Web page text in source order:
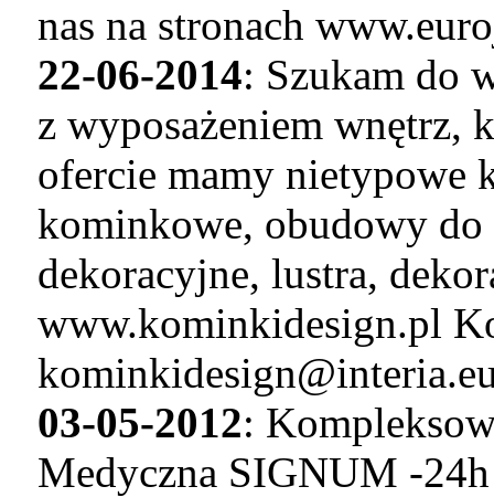
nas na stronach
22-06-2014: Szukam do
z wyposażeniem
ofercie mamy
kominkowe, obudowy
dekoracyjne, lustra,
www.kominkidesign.pl
03-05-2012:
Medyczna SIGNUM -